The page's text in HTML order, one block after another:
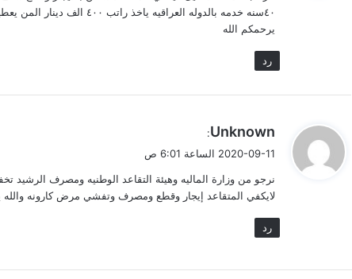
٤٠سنه خدمه بالدوله العراقيه
يرحمكم الله
رد
ي
ل
Unknown
:
2020-09-11 الساعة 6:01 ص
نرجو من وزارة الماليه وهيئة التقاعد الوطنيه ومصرف الرشيد
لايكفي المتقاعد إيجار وقطع ومصرف وتفشي مرض كارونه
رد